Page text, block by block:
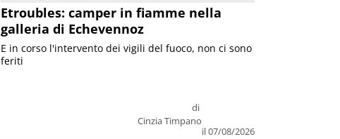
Etroubles: camper in fiamme nella
galleria di Echevennoz
di
Cinzia Timpano
il 07/08/2026
E in corso l'intervento dei vigili del fuoco, non ci sono
feriti